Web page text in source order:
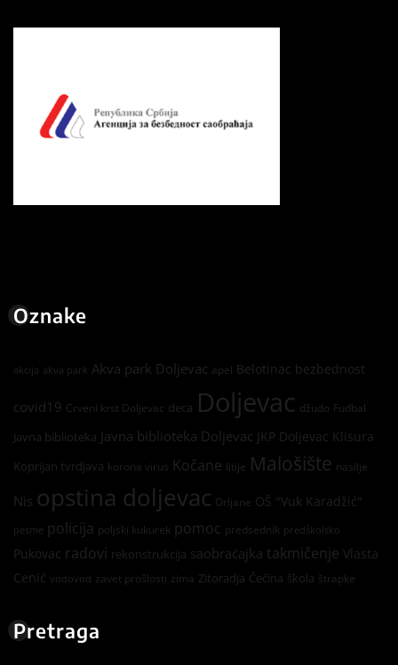
Oznake
akcija akva park Akva park Doljevac apel Belotinac bezbednost
covid19 Crveni krst Doljevac deca Doljevac džudo Fudbal
Javna biblioteka Javna biblioteka Doljevac JKP Doljevac Klisura
Koprijan tvrdjava korona virus Kočane litije Malošište nasilje
Nis opstina doljevac Orljane OŠ "Vuk Karadžić"
pesme policija poljski kukurek pomoc predsednik predškolsko
Pukovac radovi rekonstrukcija saobraćajka takmičenje Vlasta
Cenić vodovod zavet prošlosti zima Zitoradja Čečina škola štrapke
Pretraga